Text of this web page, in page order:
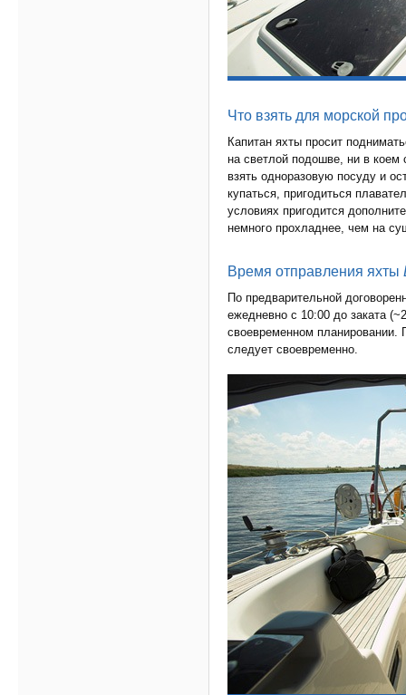
Что взять для морской
Капитан яхты просит
на светлой подошве, ни в коем
взять одноразовую посуду и
купаться, пригодиться
условиях пригодится
немного прохладнее, чем на
Время отправления яхты
По предварительной
ежедневно с 10:00 до заката
своевременном планировании.
следует своевременно.